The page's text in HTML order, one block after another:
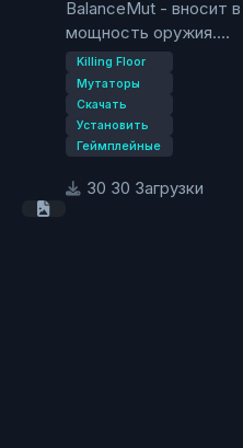
BalanceMut - вносит
мощность оружия.
Killing Floor
Мутаторы
Скачать
Установить
Геймплейные
30 Загрузки